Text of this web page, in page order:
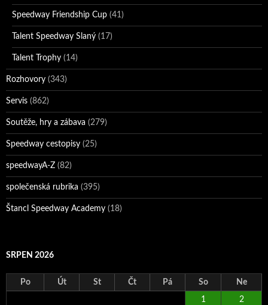
Speedway Friendship Cup (41)
Talent Speedway Slaný (17)
Talent Trophy (14)
Rozhovory (343)
Servis (862)
Soutěže, hry a zábava (279)
Speedway cestopisy (25)
speedwayA-Z (82)
společenská rubrika (395)
Štancl Speedway Academy (18)
SRPEN 2026
Po Út St Čt Pá So Ne
1 2